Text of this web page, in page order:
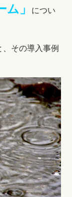
」
につい
その導入事例